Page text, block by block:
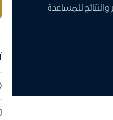
للمساعدة